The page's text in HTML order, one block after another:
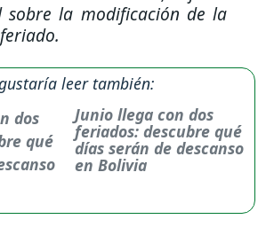
sobre la modificación de la
leer también:
Junio llega con dos
feriados: descubre qué
días serán de descanso
en Bolivia